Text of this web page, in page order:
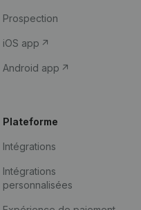
Prospection
iOS app
Android app
Plateforme
Intégrations
Intégrations
personnalisées